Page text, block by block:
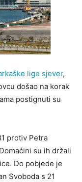
lige sjever,
došao na korak
postignuti su
protiv Petra
su ih držali
Do pobjede je
Svoboda s 21